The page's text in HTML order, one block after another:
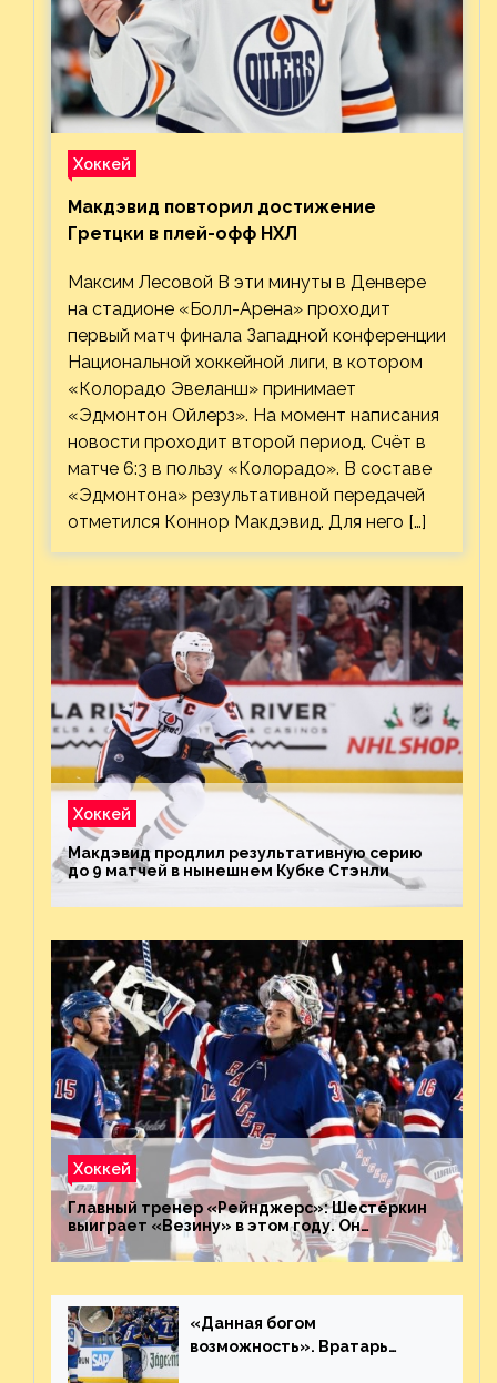
Хоккей
Макдэвид повторил достижение
Гретцки в плей-офф НХЛ
Максим Лесовой В эти минуты в Денвере
на стадионе «Болл-Арена» проходит
первый матч финала Западной конференции
Национальной хоккейной лиги, в котором
«Колорадо Эвеланш» принимает
«Эдмонтон Ойлерз». На момент написания
новости проходит второй период. Счёт в
матче 6:3 в пользу «Колорадо». В составе
«Эдмонтона» результативной передачей
отметился Коннор Макдэвид. Для него […]
Хоккей
Макдэвид продлил результативную серию
до 9 матчей в нынешнем Кубке Стэнли
Хоккей
Главный тренер «Рейнджерс»: Шестёркин
выиграет «Везину» в этом году. Он
невероятен
«Данная богом
возможность». Вратарь